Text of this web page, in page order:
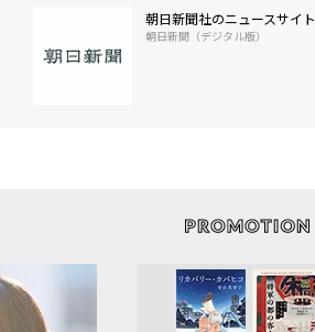
朝日新聞社のニュースサイト
朝日新聞（デジタル版）